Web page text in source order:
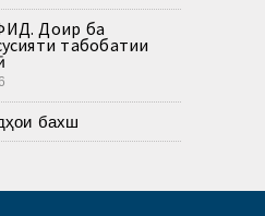
Доир ба
табобатии
бахш